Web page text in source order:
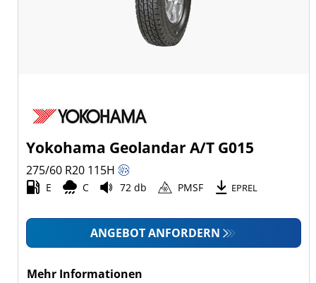
Yokohama Geolandar A/T G015
275/60 R20 115H
E C 72 db PMSF EPREL
ANGEBOT ANFORDERN
Mehr Informationen